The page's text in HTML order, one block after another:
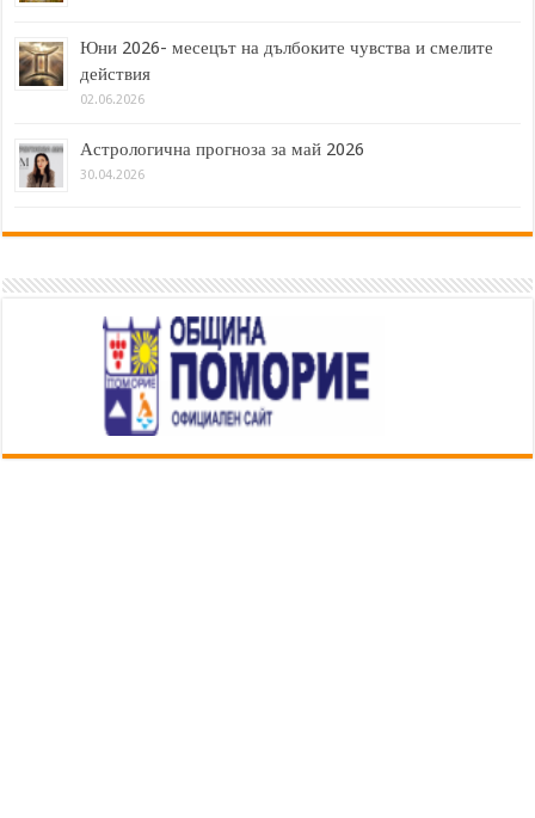
Юни 2026- месецът на дълбоките чувства и смелите
действия
02.06.2026
Астрологична прогноза за май 2026
30.04.2026